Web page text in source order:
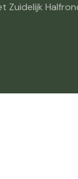
Zuidelijk